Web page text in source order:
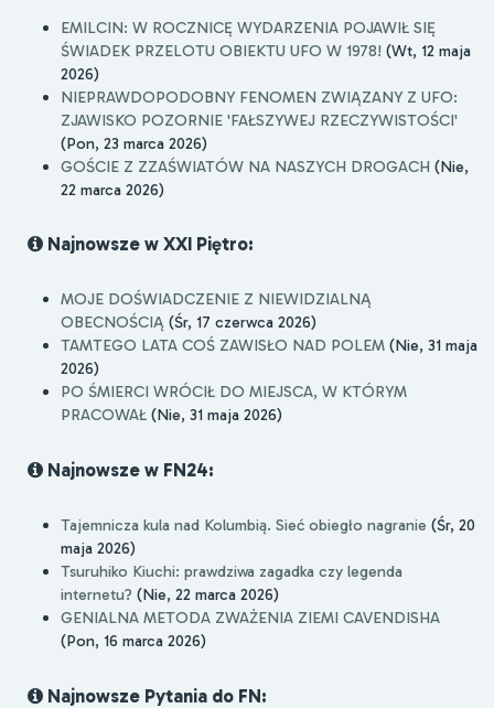
EMILCIN: W ROCZNICĘ WYDARZENIA POJAWIŁ SIĘ
ŚWIADEK PRZELOTU OBIEKTU UFO W 1978! (Wt, 12 maja
2026)
NIEPRAWDOPODOBNY FENOMEN ZWIĄZANY Z UFO:
ZJAWISKO POZORNIE 'FAŁSZYWEJ RZECZYWISTOŚCI'
(Pon, 23 marca 2026)
GOŚCIE Z ZZAŚWIATÓW NA NASZYCH DROGACH (Nie,
22 marca 2026)
Najnowsze w XXI Piętro:
MOJE DOŚWIADCZENIE Z NIEWIDZIALNĄ
OBECNOŚCIĄ (Śr, 17 czerwca 2026)
TAMTEGO LATA COŚ ZAWISŁO NAD POLEM (Nie, 31 maja
2026)
PO ŚMIERCI WRÓCIŁ DO MIEJSCA, W KTÓRYM
PRACOWAŁ (Nie, 31 maja 2026)
Najnowsze w FN24:
Tajemnicza kula nad Kolumbią. Sieć obiegło nagranie (Śr, 20
maja 2026)
Tsuruhiko Kiuchi: prawdziwa zagadka czy legenda
internetu? (Nie, 22 marca 2026)
GENIALNA METODA ZWAŻENIA ZIEMI CAVENDISHA
(Pon, 16 marca 2026)
Najnowsze Pytania do FN: